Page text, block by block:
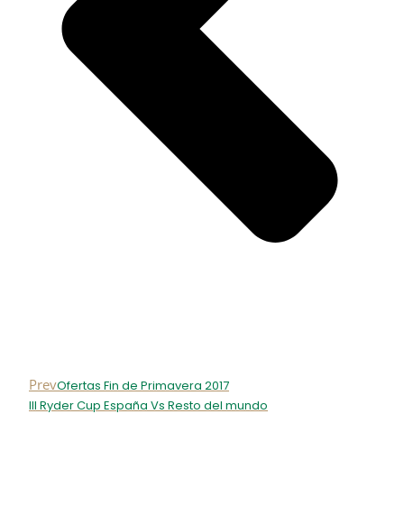
PrevOfertas Fin de Primavera 2017
III Ryder Cup España Vs Resto del mundo